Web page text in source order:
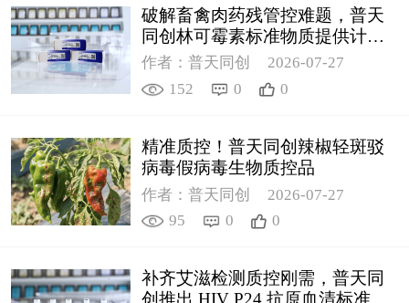
破解畜禽肉药残管控难题，普天
同创林可霉素标准物质提供计量
支撑
作者：普天同创
2026-07-27
152
0 0
精准质控！普天同创辣椒轻斑驳
病毒假病毒生物质控品
作者：普天同创
2026-07-27
95
0 0
补齐艾滋检测质控刚需，普天同
创推出 HIV P24 抗原血清标准物